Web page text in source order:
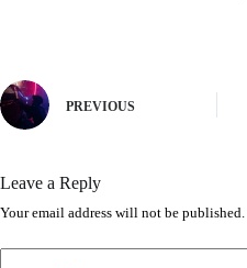
PREVIOUS
Leave a Reply
Your email address will not be published.